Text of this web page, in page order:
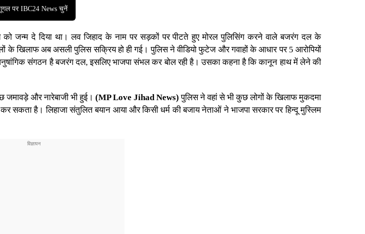
पर IBC24 News चुनें
जन्म दे दिया था। लव जिहाद के नाम पर सड़कों पर पीटते हुए मोरल पुलिसिंग करने वाले बजरंग दल के
के खिलाफ अब असली पुलिस सक्रिय हो ही गई। पुलिस ने वीडियो फुटेज और गवाहों के आधार पर 5 आरोपियों
संगठन है बजरंग दल, इसलिए भाजपा संभल कर बोल रही है। उसका कहना है कि कानून हाथ में लेने की
और नारेबाजी भी हुई। (MP Love Jihad News) पुलिस ने वहां से भी कुछ लोगों के खिलाफ मुकदमा
है। लिहाजा संतुलित बयान आया और किसी धर्म की बजाय नेताओं ने भाजपा सरकार पर हिन्दू मुस्लिम